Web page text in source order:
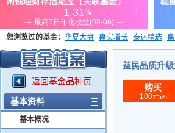
您浏览过的基金： 华夏大盘 嘉实增长 泰达精选
添富优势 华安宏利 上证180价值ETF
返回基金品种页
基本资料
基本概况
益民品质升
购买
100元起